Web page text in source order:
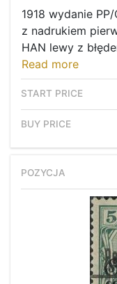
1918 wydanie
z nadrukiem
HAN lewy z
Read more